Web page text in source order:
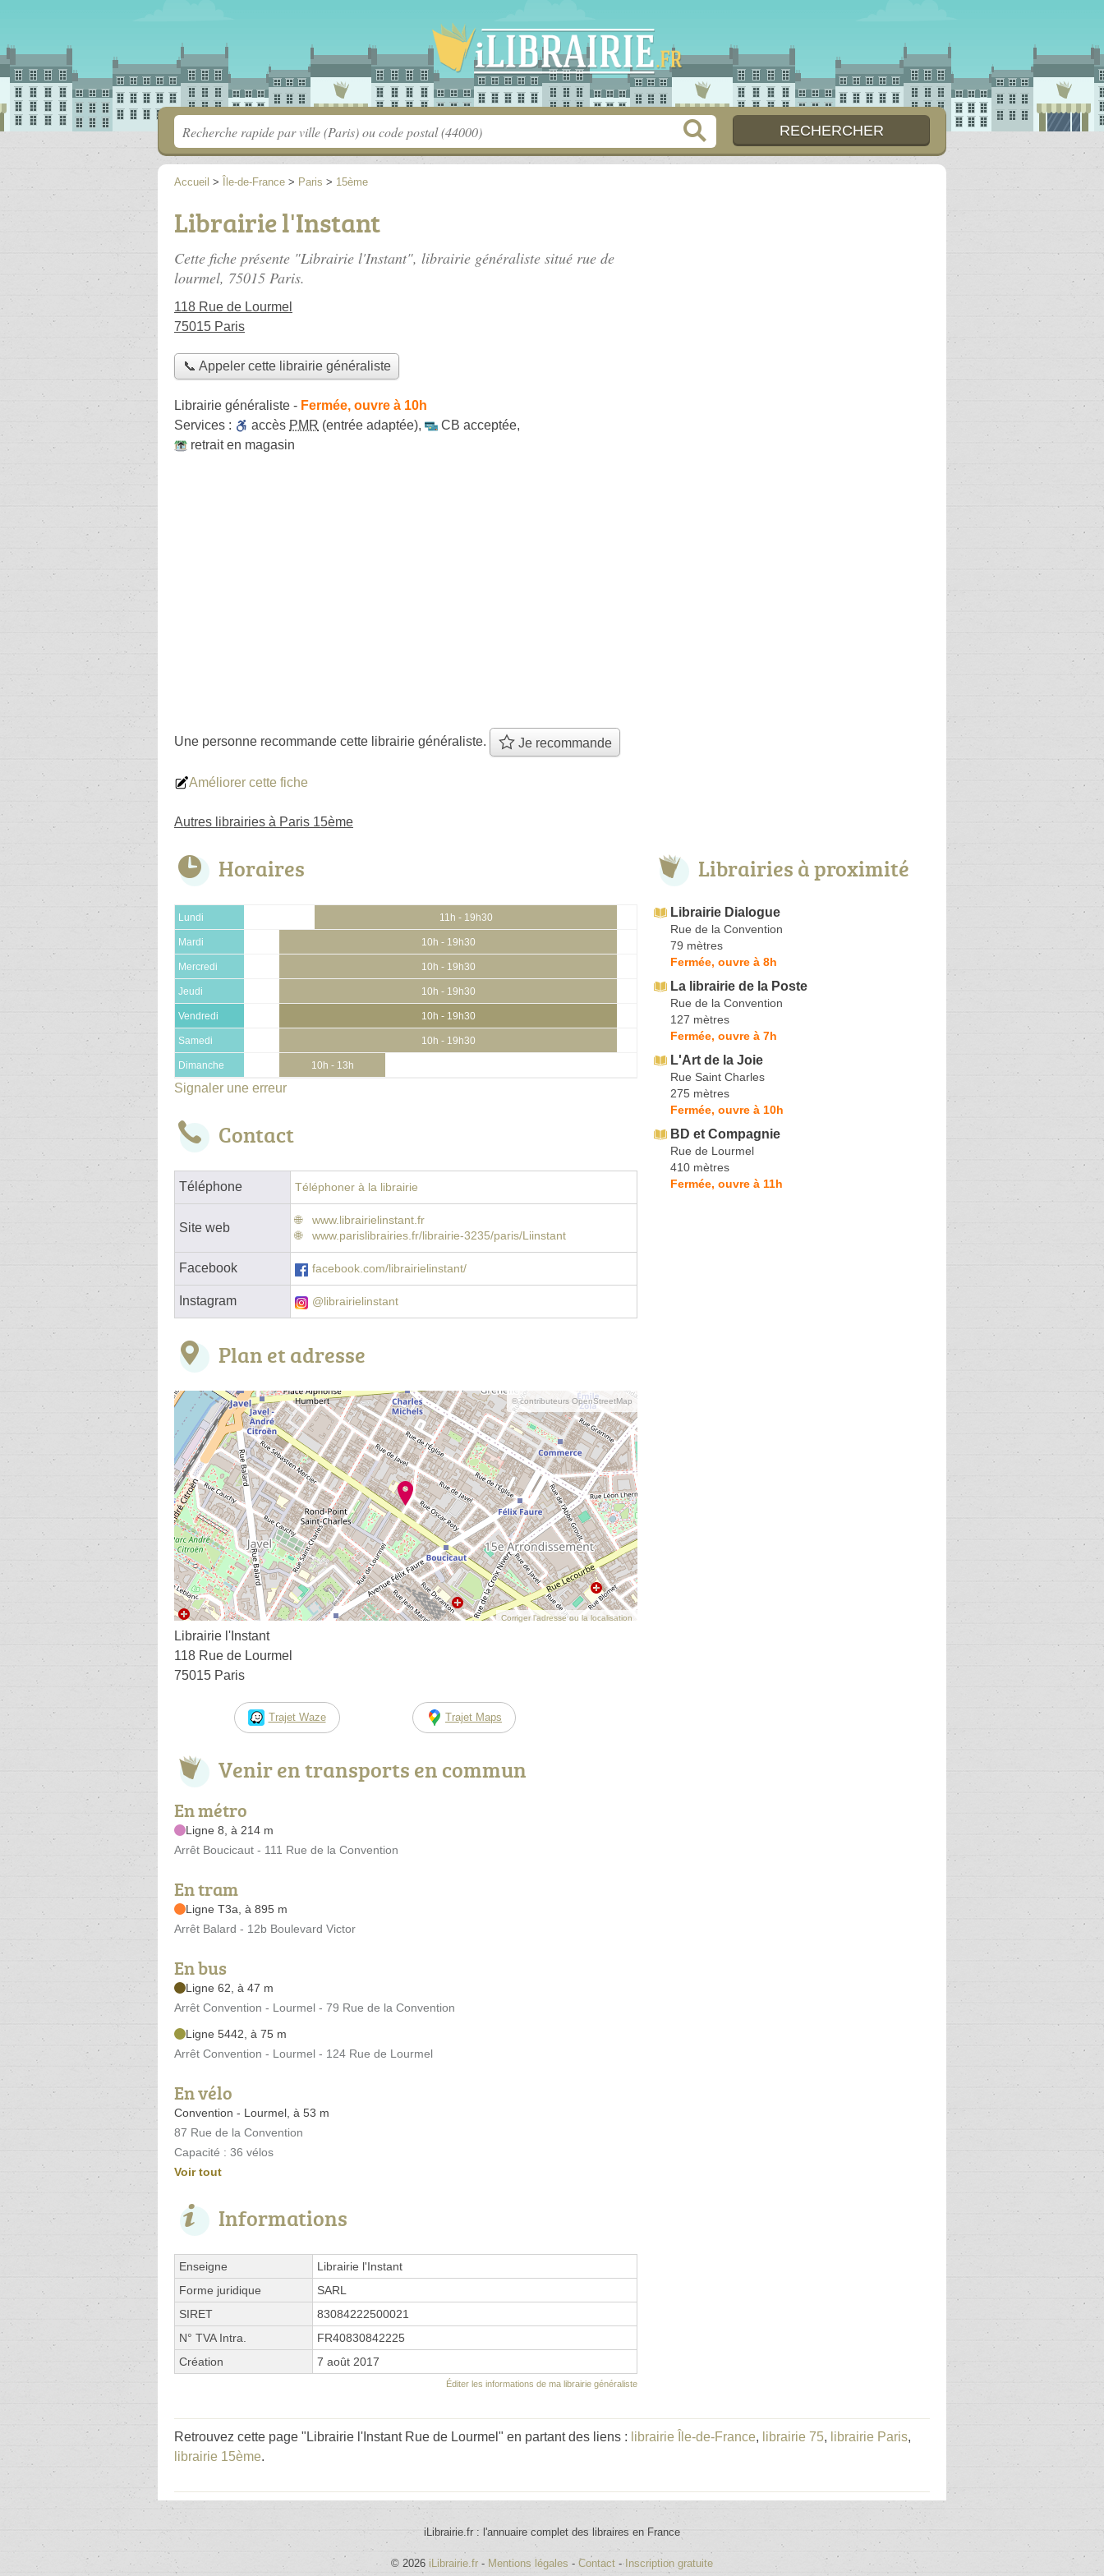
Accueil > Île-de-France > Paris > 15ème
Librairie l'Instant
Cette fiche présente "Librairie l'Instant", librairie généraliste situé rue de
lourmel, 75015 Paris.
118 Rue de Lourmel
75015 Paris
📞 Appeler cette librairie généraliste
Librairie généraliste - Fermée, ouvre à 10h
Services :
accès PMR (entrée adaptée), CB acceptée,
retrait en magasin
Une personne recommande cette librairie généraliste. Je recommande
Améliorer cette fiche
Autres librairies à Paris 15ème
Horaires
Lundi 11h - 19h30
Mardi 10h - 19h30
Mercredi 10h - 19h30
Jeudi 10h - 19h30
Vendredi 10h - 19h30
Samedi 10h - 19h30
Dimanche 10h - 13h
Signaler une erreur
Contact
Téléphone Téléphoner à la librairie
Site web
www.librairielinstant.fr
www.parislibrairies.fr/librairie-3235/paris/Liinstant
Facebook facebook.com/librairielinstant/
Instagram @librairielinstant
Plan et adresse
© contributeurs OpenStreetMap
Corriger l’adresse ou la localisation
Librairie l'Instant
118 Rue de Lourmel
75015 Paris
Trajet Waze Trajet Maps
Venir en transports en commun
En métro
Ligne 8, à 214 m
Arrêt Boucicaut - 111 Rue de la Convention
En tram
Ligne T3a, à 895 m
Arrêt Balard - 12b Boulevard Victor
En bus
Ligne 62, à 47 m
Arrêt Convention - Lourmel - 79 Rue de la Convention
Ligne 5442, à 75 m
Arrêt Convention - Lourmel - 124 Rue de Lourmel
En vélo
Convention - Lourmel, à 53 m
87 Rue de la Convention
Capacité : 36 vélos
Voir tout
Informations
Enseigne
Librairie l'Instant
Forme juridique
SARL
SIRET
83084222500021
N° TVA Intra.
FR40830842225
Création
7 août 2017
Éditer les informations de ma librairie généraliste
Librairies à proximité
Librairie Dialogue
Rue de la Convention
79 mètres
Fermée, ouvre à 8h
La librairie de la Poste
Rue de la Convention
127 mètres
Fermée, ouvre à 7h
L'Art de la Joie
Rue Saint Charles
275 mètres
Fermée, ouvre à 10h
BD et Compagnie
Rue de Lourmel
410 mètres
Fermée, ouvre à 11h
Retrouvez cette page "Librairie l'Instant Rue de Lourmel" en partant des liens : librairie Île-de-France, librairie 75, librairie Paris,
librairie 15ème.
iLibrairie.fr : l'annuaire complet des libraires en France
© 2026 iLibrairie.fr - Mentions légales - Contact - Inscription gratuite